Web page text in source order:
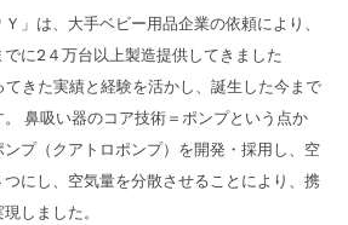
」は、大手ベビー用品企業の依頼により、
に2４万台以上製造提供してきました
きた実績と経験を活かし、誕生した今まで
鼻吸い器のコア技術＝ポンプという点か
プ（クアトロポンプ）を開発・採用し、空
にし、空気量を分散させることにより、携
しました。